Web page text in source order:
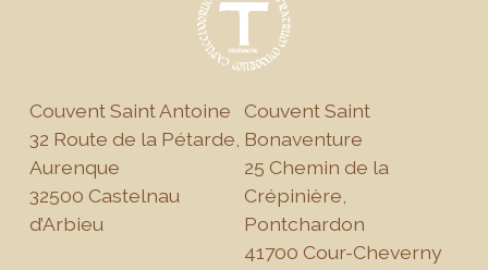
Couvent Saint Antoine
32 Route de la Pétarde,
Aurenque
32500 Castelnau
d’Arbieu
Couvent Saint
Bonaventure
25 Chemin de la
Crépinière,
Pontchardon
41700 Cour-Cheverny